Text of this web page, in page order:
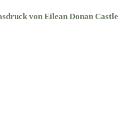
von Eilean Donan Castle